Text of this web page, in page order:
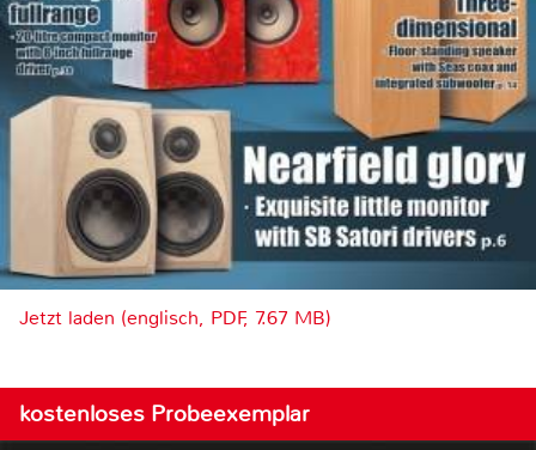
Jetzt laden (englisch, PDF, 7.67 MB)
kostenloses Probeexemplar